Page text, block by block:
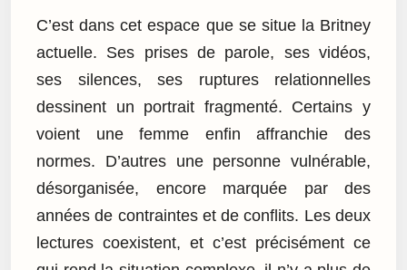
C’est dans cet espace que se situe la Britney
actuelle. Ses prises de parole, ses vidéos,
ses silences, ses ruptures relationnelles
dessinent un portrait fragmenté. Certains y
voient une femme enfin affranchie des
normes. D’autres une personne vulnérable,
désorganisée, encore marquée par des
années de contraintes et de conflits. Les deux
lectures coexistent, et c’est précisément ce